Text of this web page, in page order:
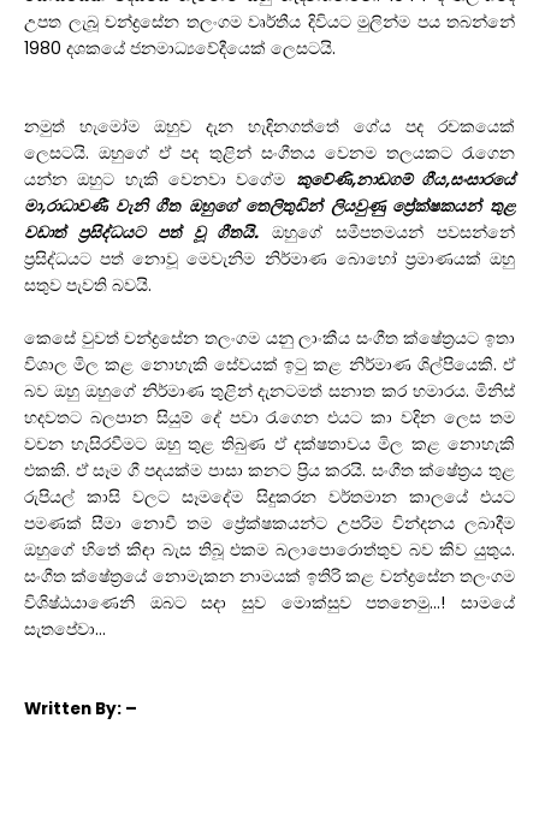
උපත ලැබූ චන්ද්‍රසේන තලංගම වෘ‍ර්තීය දිවියට මුලින්ම පය තබන්නේ
1980 දශකයේ ජනමාධ්‍යවේදීයෙක් ලෙසටයි.
නමුත් හැමෝම ඔහුව දැන හැඳිනගත්තේ ගේය පද රචකයෙක්
ලෙසටයි. ඔහුගේ ඒ පද තුළින් සංගීතය වෙනම තලයකට රැගෙන
යන්න ඔහුට හැකි වෙනවා වගේම කුවේණි,නාඩගම් ගීය,සංසාරයේ
මා,රාධාවණී වැනි ගීත ඔහුගේ තෙලිතුඩින් ලියවුණු ප්‍රේක්ෂකයන් තුළ
වඩාත් ප්‍රසිද්ධයට පත් වූ ගීතයි. ඔහුගේ සමීපතමයන් පවසන්නේ
ප්‍රසිද්ධයට පත් නොවූ මෙවැනිම නිර්මාණ බොහෝ ප්‍රමාණයක් ඔහු
සතුව පැවති බවයි.
කෙසේ වුවත් චන්ද්‍රසේන තලංගම යනු ලාංකීය සංගීත ක්ෂේත්‍රයට ඉතා
විශාල මිල කළ නොහැකි සේවයක් ඉටු කළ නිර්මාණ ශිල්පියෙකි. ඒ
බව ඔහු ඔහුගේ නිර්මාණ තුළින් දැනටමත් සනාත කර හමාරය. මිනිස්
හදවතට බලපාන සියුම් දේ පවා රැගෙන එයට කා වදින ලෙස තම
වචන හැසිරවීමට ඔහු තුළ තිබුණ ඒ දක්ෂතාවය මිල කළ නොහැකි
එකකි. ඒ සෑම ගී පදයක්ම පාසා කනට ප්‍රිය කරයි. සංගීත ක්ෂේත්‍රය තුළ
රුපියල් කාසි වලට සෑමදේම සිදුකරන වර්තමාන කාලයේ එයට
පමණක් සීමා නොවී තම ප්‍රේක්ෂකයන්ට උපරිම වින්දනය ලබාදීම
ඔහුගේ හිතේ කිඳා බැස තිබූ එකම බලාපොරොත්තුව බව කිව යුතුය.
සංගීත ක්ෂේත්‍රයේ නොමැකන නාමයක් ඉතිරි කළ චන්ද්‍රසේන තලංගම
විශිෂ්ඨයාණෙනි ඔබට සදා සුව මොක්සුව පතනෙමු…! සාමයේ
සැතපේවා…
Written By: –